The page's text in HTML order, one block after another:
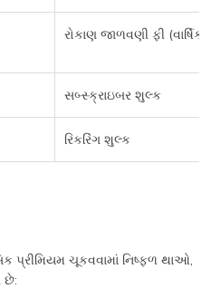
રોકાણ જાળવણી ફી (વાર્ષિક)
સબ્સ્ક્રાઇબર શુલ્ક
રિકરિંગ શુલ્ક
પ્રીમિયમ ચૂકવવામાં નિષ્ફળ થાઓ,
છે: